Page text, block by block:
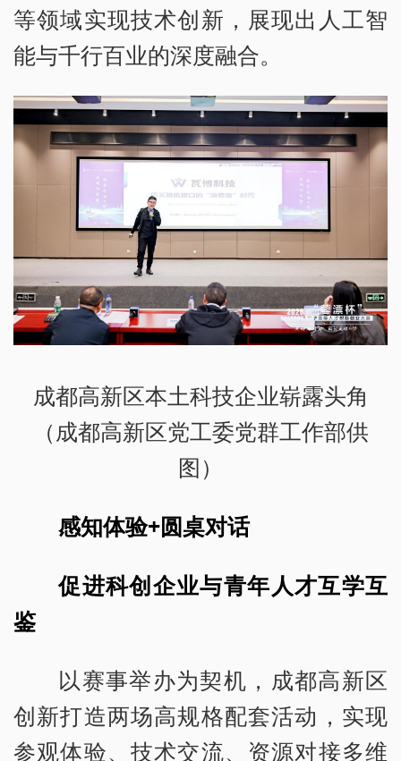
等领域实现技术创新，展现出人工智
能与千行百业的深度融合。
成都高新区本土科技企业崭露头角
（成都高新区党工委党群工作部供
图）
感知体验+圆桌对话
促进科创企业与青年人才互学互
鉴
以赛事举办为契机，成都高新区
创新打造两场高规格配套活动，实现
参观体验、技术交流、资源对接多维